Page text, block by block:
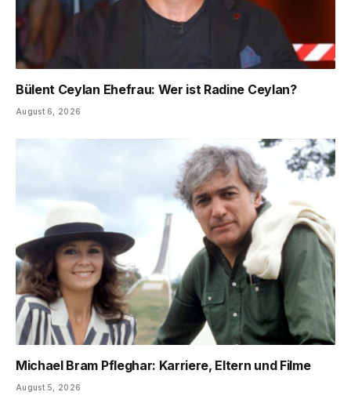
Bülent Ceylan Ehefrau: Wer ist Radine Ceylan?
August 6, 2026
Michael Bram Pfleghar: Karriere, Eltern und Filme
August 5, 2026